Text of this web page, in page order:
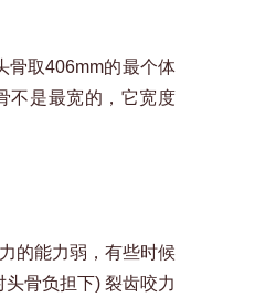
骨取406mm的最个体
不是最宽的，它宽度
的能力弱，有些时候
骨负担下) 裂齿咬力